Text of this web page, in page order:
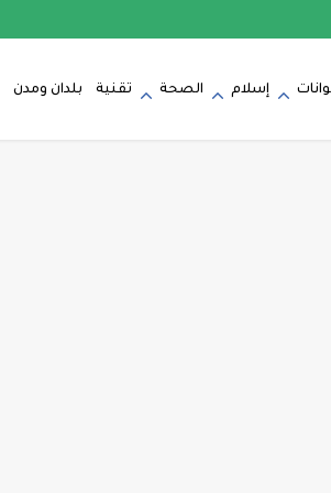
إسلام الصحة تقنية بلدان ومدن